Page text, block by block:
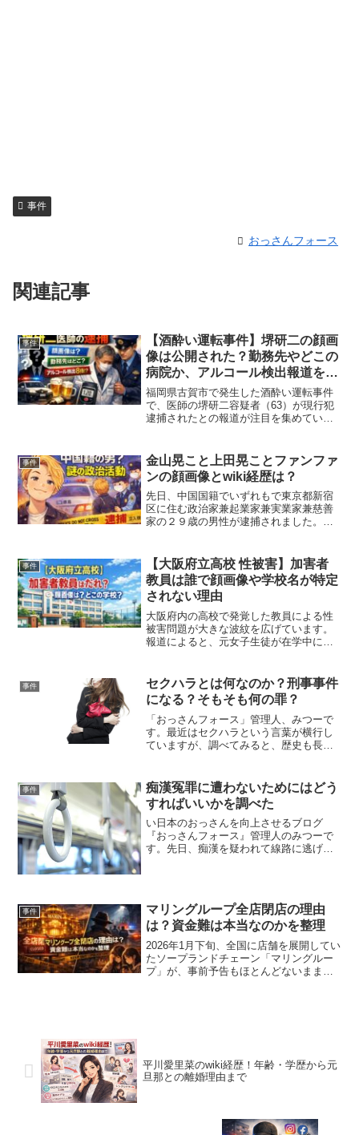
事件
おっさんフォース
関連記事
事件
【酒酔い運転事件】堺研二の顔画
像は公開された？勤務先やどこの
病院か、アルコール検出報道を整
理
福岡県古賀市で発生した酒酔い運転事件
で、医師の堺研二容疑者（63）が現行犯
逮捕されたとの報道が注目を集めていま
「アルコールは一切口にしていない」と
容疑を否認しています...
事件
金山晃こと上田晃ことファンファ
ンの顔画像とwiki経歴は？
先日、中国国籍でいずれもで東京都新宿
区に住む政治家兼起業家兼実業家兼慈善
家の２９歳の男性が逮捕されました。一
と金山晃こと上田晃ことファンファンを
名乗る29歳の男です。金山...
事件
【大阪府立高校 性被害】加害者
教員は誰で顔画像や学校名が特定
されない理由
大阪府内の高校で発覚した教員による性
被害問題が大きな波紋を広げています。
報道によると、元女子生徒が在学中に男
かし、この問題は約5年間にわたり実質的
に放置されていたとされ...
事件
セクハラとは何なのか？刑事事件
になる？そもそも何の罪？
「おっさんフォース」管理人、みつーで
す。最近はセクハラという言葉が横行し
ていますが、調べてみると、歴史も長
ですが、今回は「セクハラは刑事事件に
なるのか？」という観点から...
事件
痴漢冤罪に遭わないためにはどう
すればいいかを調べた
い日本のおっさんを向上させるブログ
『おっさんフォース』管理人のみつーで
す。先日、痴漢を疑われて線路に逃げ出
ておき、やっても無いのに疑...
事件
マリングループ全店閉店の理由
は？資金難は本当なのかを整理
2026年1月下旬、全国に店舗を展開してい
たソープランドチェーン「マリングルー
プ」が、事前予告もほとんどないまま全
平川愛里菜のwiki経歴！年齢・学歴から元
旦那との離婚理由まで